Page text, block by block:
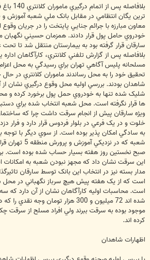
بلافاصله
ترين يگان انتظامي در مقابل بانک ملي شعبه آموزش
معاون مبارزه با جرائم جنايي پايتخت را در جريان
خودروي حامل پول قرار دادند. همزمان حسيني نگهبان
سارقان قرار گرفته بود به بيمارستان منتقل شد تا
بلافاصله پس از گزارش تلفني کلانتري، کارآگاهان
مسلحانه پليس آگاهي تهران براي رسيدگي به محل
تحقيق خود را به محل رساندند ماموران کلانتري در
شاهدان بودند. بررسي اوليه محل وقوع درگيري نشان
شليک شده تنها به خودروي حمل پول برخورد کرده و
ها قرار نگرفته است. محل شعبه انتخاب شده براي
ويژه سارقان پيش از انجام سرقت داشت چرا که
خلوت و در يک فرعي در بلوار فردوس قرار دارد و فرار
به سادگي امکان پذير بوده است. از سوي ديگر با توجه
شعبه که در
صبح نخستين روز هفته بسيار حساب شده بوده است.
اين سرقت نشان داد که مجهز نبودن شعبه به امکانات
مدار بسته نيز در انتخاب اين بانک توسط سارقان
است که از يک هفته پيش هيچ سرباز نگهباني در
است. محاسبات اوليه کارآگاهان نشان از آن دارد که
شده اند 72 ميليون و 300 هزار تومان
موجود بوده به سرقت ببرند ولي افراد مسلح از سرقت
کرده اند.
اظهارات شاهدان